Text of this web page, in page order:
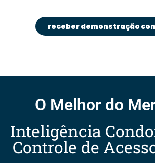
receber demonstração
O Melhor do
Inteligência
Controle de